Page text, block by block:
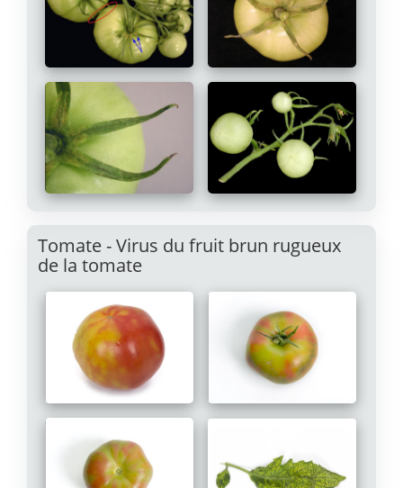
Tomate - Virus du fruit brun rugueux
de la tomate